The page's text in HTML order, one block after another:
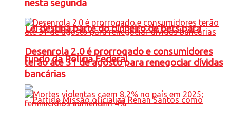
Lei destina parte do dinheiro de bets para
fundo da Polícia Federal
nesta segunda
Desenrola 2.0 é prorrogado e consumidores
terão até 31 de agosto para renegociar dívidas
bancárias